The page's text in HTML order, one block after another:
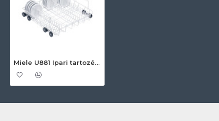
Miele U881 Ipari tartozékok